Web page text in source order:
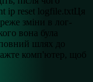
ip reset logfile.txtЦя
зміни в лог-
вона була
шлях до
комп'ютер, щоб